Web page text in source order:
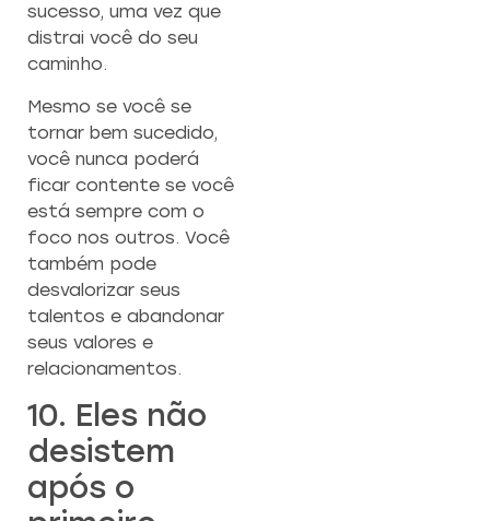
sucesso, uma vez que
distrai você do seu
caminho.
Mesmo se você se
tornar bem sucedido,
você nunca poderá
ficar contente se você
está sempre com o
foco nos outros. Você
também pode
desvalorizar seus
talentos e abandonar
seus valores e
relacionamentos.
10. Eles não
desistem
após o